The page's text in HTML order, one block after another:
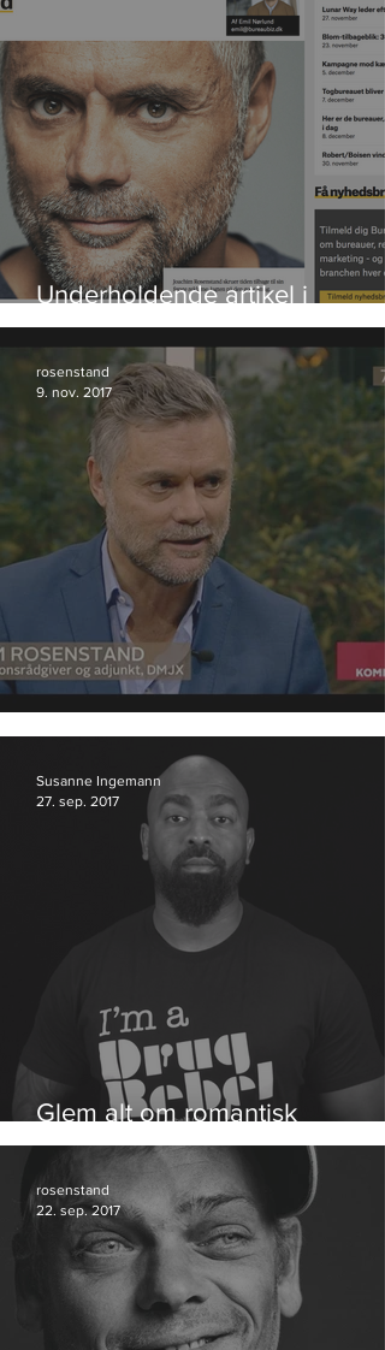
Underholdende artikel i
Bureaubiz
Anmeldelse af valgplakater
rosenstand
9. nov. 2017
Glem alt om romantisk
hippiehash
Susanne Ingemann
27. sep. 2017
rosenstand
22. sep. 2017